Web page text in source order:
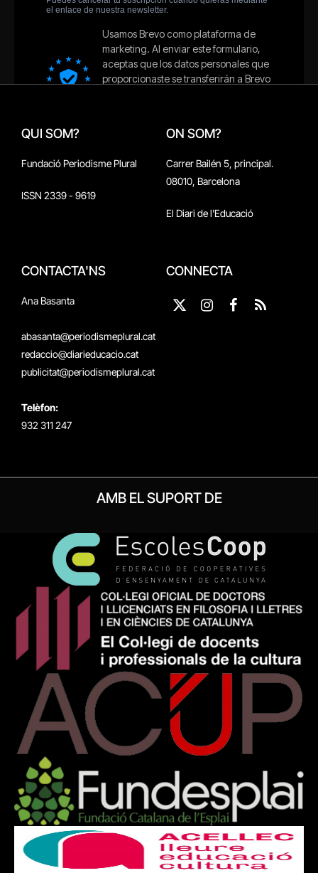
QUI SOM?
Fundació Periodisme Plural
ISSN 2339 - 9619
ON SOM?
Carrer Bailén 5, principal.
08010, Barcelona
El Diari de l'Educació
CONTACTA'NS
Ana Basanta
abasanta@periodismeplural.cat
redaccio@diarieducacio.cat
publicitat@periodismeplural.cat
Telèfon:
932 311 247
CONNECTA
X
Instagram
Facebook
RSS
AMB EL SUPORT DE